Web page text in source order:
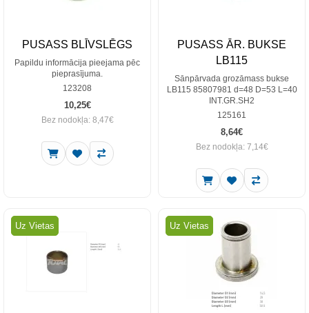
PUSASS BLĪVSLĒGS
Papildu informācija pieejama pēc
pieprasījuma.
123208
10,25€
Bez nodokļa: 8,47€
PUSASS ĀR. BUKSE
LB115
Sānpārvada grozāmass bukse
LB115 85807981 d=48 D=53 L=40
INT.GR.SH2
125161
8,64€
Bez nodokļa: 7,14€
Uz Vietas Uz Vietas